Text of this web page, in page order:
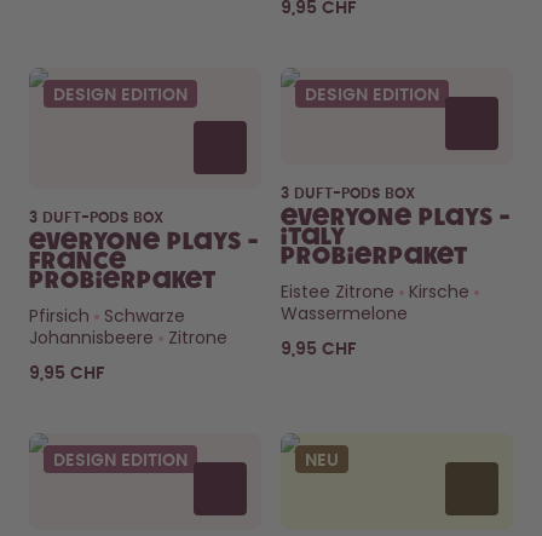
9,95 CHF
DESIGN EDITION
3 DUFT-PODS BOX
Everyone Plays -
France
Probierpaket
Pfirsich
Schwarze
Johannisbeere
Zitrone
9,95 CHF
DESIGN EDITION
3 DUFT-PODS BOX
Everyone Plays -
Italy
Probierpaket
Eistee Zitrone
Kirsche
Wassermelone
9,95 CHF
DESIGN EDITION NEU